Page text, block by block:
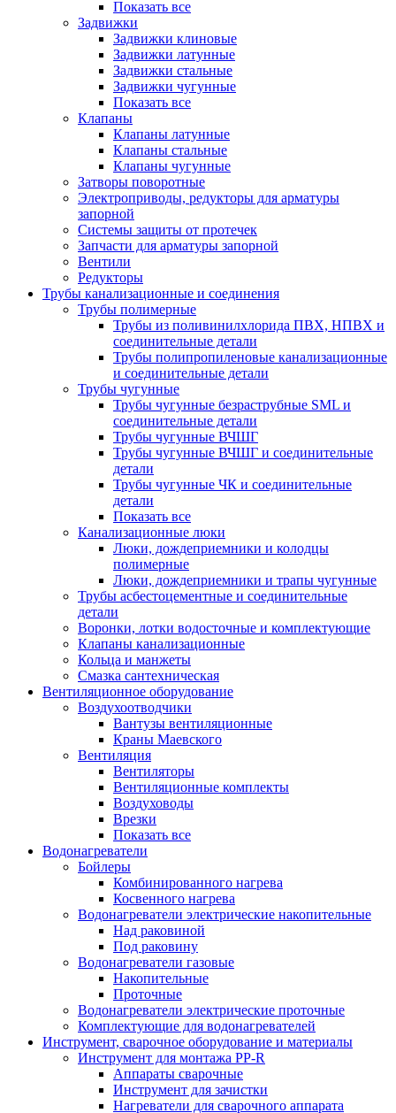
Показать все
Задвижки
Задвижки клиновые
Задвижки латунные
Задвижки стальные
Задвижки чугунные
Показать все
Клапаны
Клапаны латунные
Клапаны стальные
Клапаны чугунные
Затворы поворотные
Электроприводы, редукторы для арматуры
запорной
Системы защиты от протечек
Запчасти для арматуры запорной
Вентили
Редукторы
Трубы канализационные и соединения
Трубы полимерные
Трубы из поливинилхлорида ПВХ, НПВХ и
соединительные детали
Трубы полипропиленовые канализационные
и соединительные детали
Трубы чугунные
Трубы чугунные безраструбные SML и
соединительные детали
Трубы чугунные ВЧШГ
Трубы чугунные ВЧШГ и соединительные
детали
Трубы чугунные ЧК и соединительные
детали
Показать все
Канализационные люки
Люки, дождеприемники и колодцы
полимерные
Люки, дождеприемники и трапы чугунные
Трубы асбестоцементные и соединительные
детали
Воронки, лотки водосточные и комплектующие
Клапаны канализационные
Кольца и манжеты
Смазка сантехническая
Вентиляционное оборудование
Воздухоотводчики
Вантузы вентиляционные
Краны Маевского
Вентиляция
Вентиляторы
Вентиляционные комплекты
Воздуховоды
Врезки
Показать все
Водонагреватели
Бойлеры
Комбинированного нагрева
Косвенного нагрева
Водонагреватели электрические накопительные
Над раковиной
Под раковину
Водонагреватели газовые
Накопительные
Проточные
Водонагреватели электрические проточные
Комплектующие для водонагревателей
Инструмент, сварочное оборудование и материалы
Инструмент для монтажа PP-R
Аппараты сварочные
Инструмент для зачистки
Нагреватели для сварочного аппарата